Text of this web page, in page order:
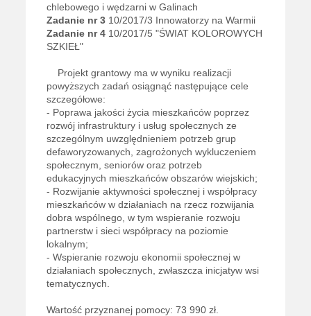
chlebowego i wędzarni w Galinach
Zadanie nr 3 10/2017/3 Innowatorzy na Warmii
Zadanie nr 4 10/2017/5 "ŚWIAT KOLOROWYCH
SZKIEŁ"
Projekt grantowy ma w wyniku realizacji
powyższych zadań osiągnąć następujące cele
szczegółowe:
- Poprawa jakości życia mieszkańców poprzez
rozwój infrastruktury i usług społecznych ze
szczególnym uwzględnieniem potrzeb grup
defaworyzowanych, zagrożonych wykluczeniem
społecznym, seniorów oraz potrzeb
edukacyjnych mieszkańców obszarów wiejskich;
- Rozwijanie aktywności społecznej i współpracy
mieszkańców w działaniach na rzecz rozwijania
dobra wspólnego, w tym wspieranie rozwoju
partnerstw i sieci współpracy na poziomie
lokalnym;
-Wspieranie rozwoju ekonomii społecznej w
działaniach społecznych, zwłaszcza inicjatyw wsi
tematycznych.
Wartość przyznanej pomocy: 73 990 zł.